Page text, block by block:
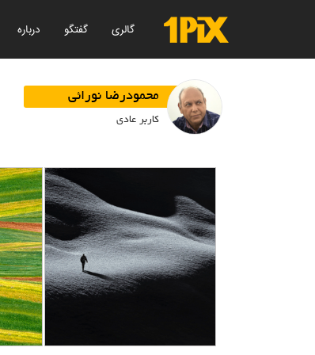
گالری گفتگو درباره
محمودرضا نورائی
کاربر عادی
کویر
محمودرضا نورائی
1403/12/22
آزاد